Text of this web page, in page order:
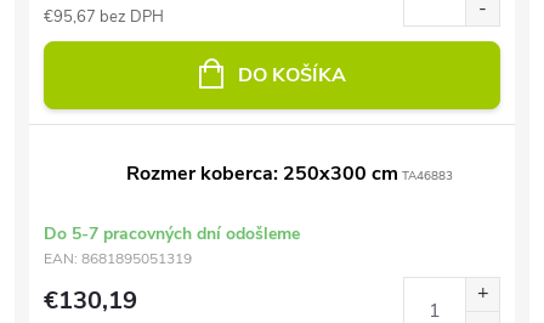
€95,67 bez DPH
DO KOŠÍKA
Rozmer koberca: 250x300 cm TA46883
Do 5-7 pracovných dní odošleme
EAN: 8681895051319
€130,19